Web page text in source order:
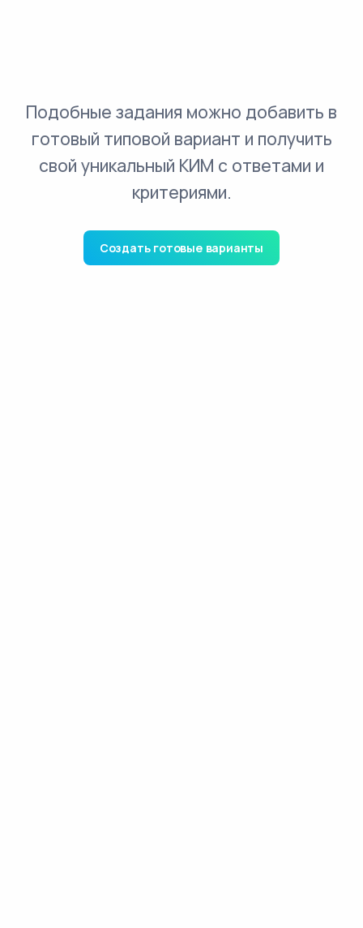
Подобные задания можно добавить в
готовый типовой вариант и получить
свой уникальный КИМ с ответами и
критериями.
Создать готовые варианты